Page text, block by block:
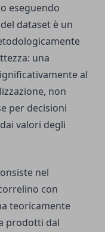
eseguendo
dataset è un
una
al
non
per decisioni
valori degli
nel
con
teoricamente
prodotti dal